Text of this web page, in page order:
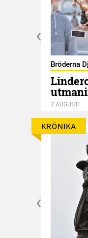
Bröderna
7 AUGUSTI
KRÖNIKA